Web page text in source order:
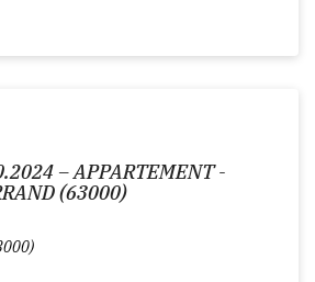
– APPARTEMENT -
(63000)